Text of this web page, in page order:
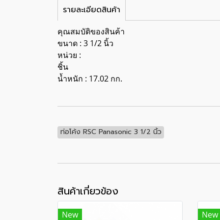
รายละเอียดสินค้า
คุณสมบัติของสินค้า
ขนาด : 3 1/2 นิ้ว
หน่วย :
ชิ้น
น้ำหนัก : 17.02 กก.
ท่อโค้ง RSC Panasonic 3 1/2 นิ้ว
สินค้าเกี่ยวข้อง
New New